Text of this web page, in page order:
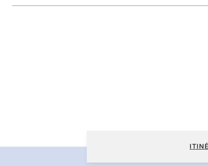
Puerto Williams à Puerto Williams